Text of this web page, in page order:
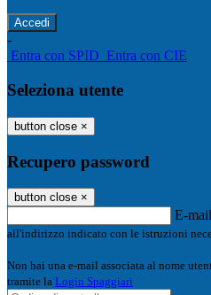
-
Entra con SPID Entra con CIE
Seleziona utente
button close ×
Recupero password
button close ×
E-mail
all'indirizzo indicato con le istruzioni
Non hai una e-mail associata al nome
tramite la Login Spaggiari